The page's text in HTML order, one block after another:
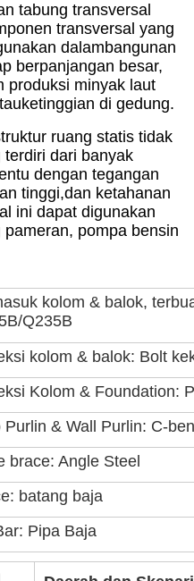
tabung transversal
transversal yang
dalambangunan
berpanjangan besar,
produksi minyak laut
ketinggian di gedung.
ruang statis tidak
dari banyak
dengan tegangan
tinggi,dan ketahanan
ini dapat digunakan
pompa bensin
kolom & balok,
Q235B
kolom & balok: Bolt
Kolom & Foundation:
Purlin & Wall Purlin: C-
brace: Angle Steel
batang baja
Pipa Baja